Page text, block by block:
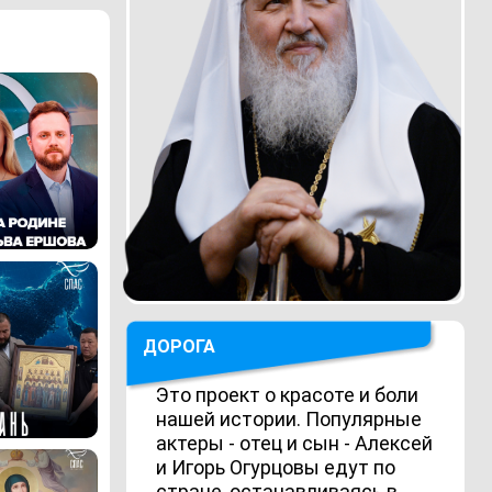
ДОРОГА
Это проект о красоте и боли
нашей истории. Популярные
актеры - отец и сын - Алексей
и Игорь Огурцовы едут по